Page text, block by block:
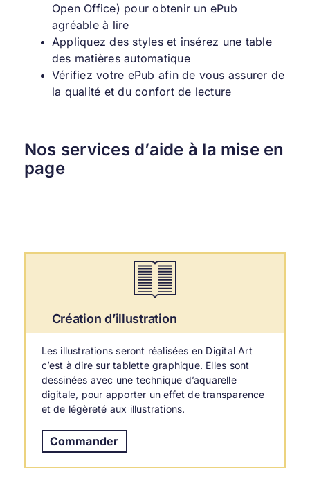
Open Office) pour obtenir un ePub
agréable à lire
Appliquez des styles et insérez une table
des matières automatique
Vérifiez votre ePub afin de vous assurer de
la qualité et du confort de lecture
Nos services d’aide à la mise en
page
Création d’illustration
Les illustrations seront réalisées en Digital Art
c’est à dire sur tablette graphique. Elles sont
dessinées avec une technique d’aquarelle
digitale, pour apporter un effet de transparence
et de légèreté aux illustrations.
Commander